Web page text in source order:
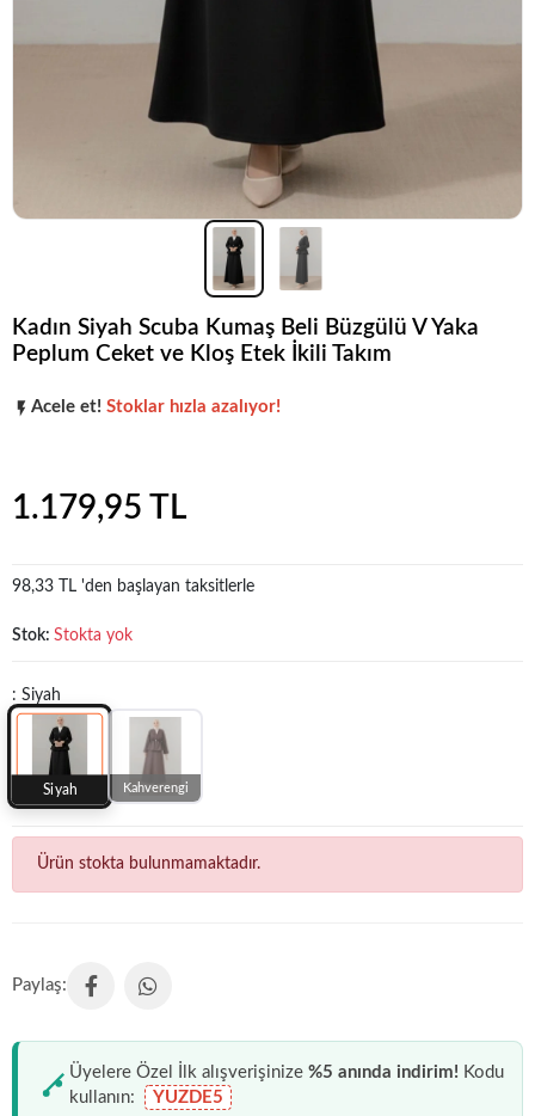
Kadın Siyah Scuba Kumaş Beli Büzgülü V Yaka
Peplum Ceket ve Kloş Etek İkili Takım
Popüler seçim!Gardırobunuz için harika bir tercih.
Acele et! Stoklar hızla azalıyor!
1.179,95 TL
98,33 TL 'den başlayan taksitlerle
Stok: Stokta yok
: Siyah
Siyah Kahverengi
Ürün stokta bulunmamaktadır.
Üyelere Özel İlk alışverişinize %5 anında indirim! Kodu
kullanın:
YUZDE5